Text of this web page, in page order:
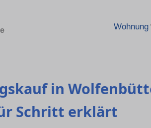
Wohnung
in
Schritt erklärt